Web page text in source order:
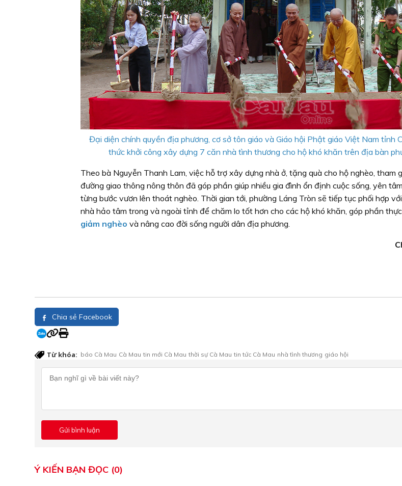
Đại diện chính quyền địa phương, cơ sở tôn giáo và Giáo hội Phật giáo Việt Nam tỉnh
thức khởi công xây dựng 7 căn nhà tình thương cho hộ khó khăn trên địa bàn
Theo bà Nguyễn Thanh Lam, việc hỗ trợ xây dựng nhà ở, tặng quà cho hộ nghèo, tham
đường giao thông nông thôn đã góp phần giúp nhiều gia đình ổn định cuộc sống, yên
từng bước vươn lên thoát nghèo. Thời gian tới, phường Láng Tròn sẽ tiếp tục phối hợp
nhà hảo tâm trong và ngoài tỉnh để chăm lo tốt hơn cho các hộ khó khăn, góp phần
giảm nghèo và nâng cao đời sống người dân địa phương.
Chia sẻ Facebook
Từ khóa: báo Cà Mau Cà Mau tin mới Cà Mau thời sự Cà Mau tin tức Cà Mau nhà tình thương giáo hội
Ý KIẾN BẠN ĐỌC (0)